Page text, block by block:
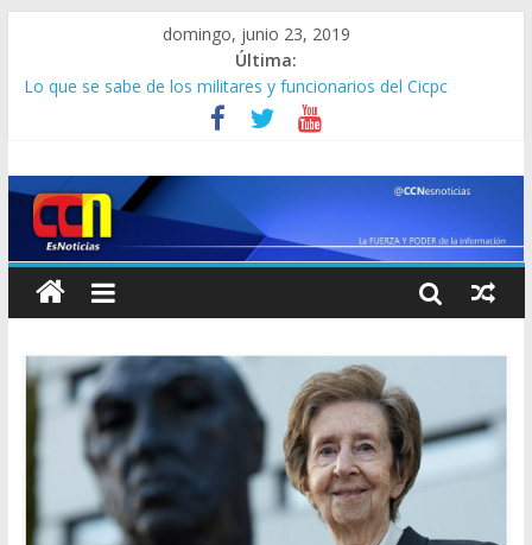
domingo, junio 23, 2019
Última:
Lo que se sabe de los militares y funcionarios del Cicpc
detenidos en las últimas horas
Corpoelec apuesta por un Frankenstein para el Zulia
crisis en Venezuela
Detienen a “El Yiyo” uno de los 10 más buscados en Carabobo
Detuvieron a dos venezolanos en Colombia por robarse un
taxi